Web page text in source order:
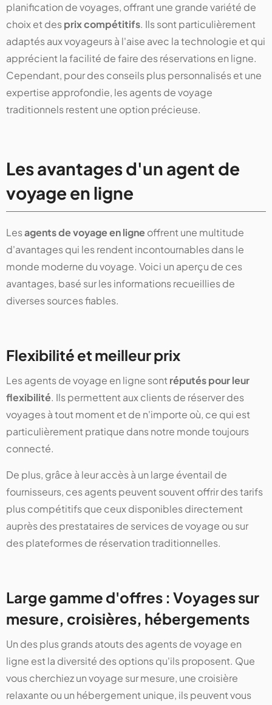
planification de voyages, offrant une grande variété de
choix et desprix compétitifs. Ils sont particulièrement
adaptés aux voyageurs à l'aise avec la technologie et qui
apprécient la facilité de faire des réservations en ligne.
Cependant, pour des conseils plus personnalisés et une
expertise approfondie, les agents de voyage
traditionnels restent une option précieuse.
Les avantages d'un agent de
voyage en ligne
Lesagents de voyage en ligneoffrent une multitude
d'avantages qui les rendent incontournables dans le
monde moderne du voyage. Voici un aperçu de ces
avantages, basé sur les informations recueillies de
diverses sources fiables.
Flexibilité et meilleur prix
Les agents de voyage en ligne sont réputés pour leur
flexibilité. Ils permettent aux clients de réserver des
voyages à tout moment et de n'importe où, ce qui est
particulièrement pratique dans notre monde toujours
connecté.
De plus, grâce à leur accès à un large éventail de
fournisseurs, ces agents peuvent souvent offrir des tarifs
plus compétitifs que ceux disponibles directement
auprès des prestataires de services de voyage ou sur
des plateformes de réservation traditionnelles.
Large gamme d'offres : Voyages sur
mesure, croisières, hébergements
Un des plus grands atouts des agents de voyage en
ligne est la diversité des options qu'ils proposent. Que
vous cherchiez un voyage sur mesure, une croisière
relaxante ou un hébergement unique, ils peuvent vous